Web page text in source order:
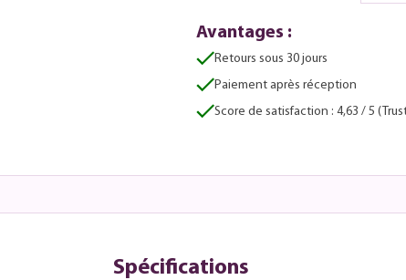
Avantages :
Retours sous 30 jours
Paiement après réception
Score de satisfaction : 4,63 / 5
Spécifications